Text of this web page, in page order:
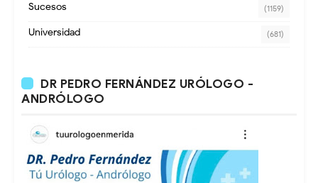
Sucesos (1159)
Universidad (681)
DR PEDRO FERNÁNDEZ URÓLOGO -
ANDRÓLOGO